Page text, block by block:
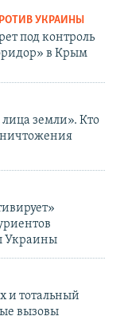
УКРАИНЫ
под контроль
в Крым
лица земли». Кто
Украины
и тотальный
вызовы